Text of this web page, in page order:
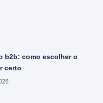
b2b: como escolher o
certo